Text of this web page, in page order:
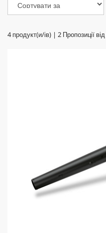
4продукт(и/ів) | 2 Пропозиції від